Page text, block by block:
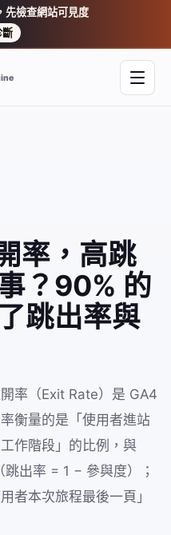
先檢查網站可見度
斷
開啟
事？90% 的行銷人都搞錯了跳
率，高跳
？90% 的
跳出率與
率（Exit Rate）是 GA4
衡量的是「使用者進站
作階段」的比例，與
出率 = 1 − 參與度）；
者本次旅程最後一頁」